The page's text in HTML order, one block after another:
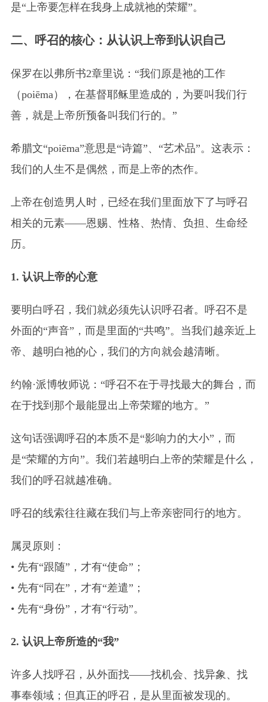
是“上帝要怎样在我身上成就祂的荣耀”。
二、呼召的核心：从认识上帝到认识自己
保罗在以弗所书2章里说：“我们原是祂的工作
（poiēma），在基督耶稣里造成的，为要叫我们行
善，就是上帝所预备叫我们行的。”
希腊文“poiēma”意思是“诗篇”、“艺术品”。这表示：
我们的人生不是偶然，而是上帝的杰作。
上帝在创造男人时，已经在我们里面放下了与呼召
相关的元素——恩赐、性格、热情、负担、生命经
历。
1. 认识上帝的心意
要明白呼召，我们就必须先认识呼召者。呼召不是
外面的“声音”，而是里面的“共鸣”。当我们越亲近上
帝、越明白祂的心，我们的方向就会越清晰。
约翰·派博牧师说：“呼召不在于寻找最大的舞台，而
在于找到那个最能显出上帝荣耀的地方。”
这句话强调呼召的本质不是“影响力的大小”，而
是“荣耀的方向”。我们若越明白上帝的荣耀是什么，
我们的呼召就越准确。
呼召的线索往往藏在我们与上帝亲密同行的地方。
属灵原则：
• 先有“跟随”，才有“使命”；
• 先有“同在”，才有“差遣”；
• 先有“身份”，才有“行动”。
2. 认识上帝所造的“我”
许多人找呼召，从外面找——找机会、找异象、找
事奉领域；但真正的呼召，是从里面被发现的。